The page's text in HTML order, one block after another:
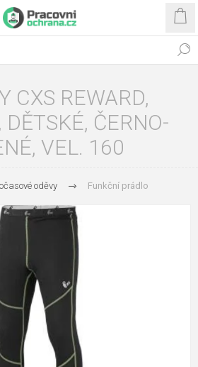
CXS REWARD,
DĚTSKÉ, ČERNO-
VEL. 160
oděvy Funkční prádlo